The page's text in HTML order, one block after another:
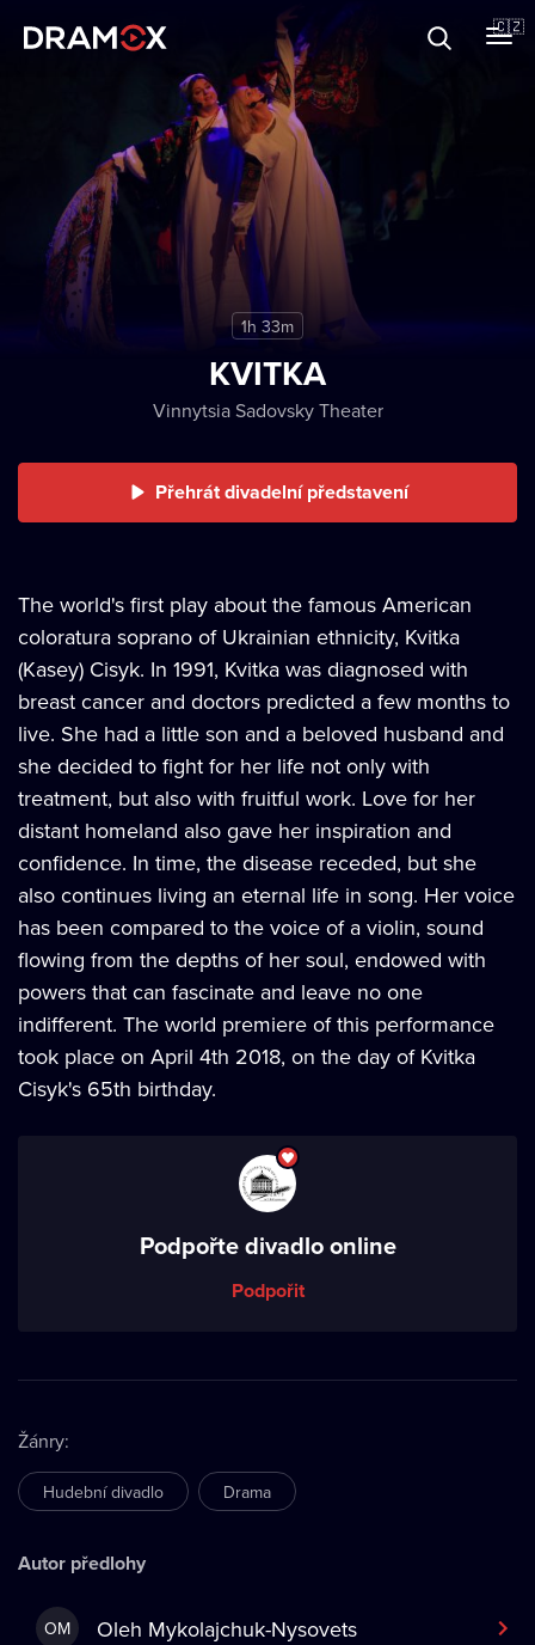
🇨🇿
Dárkové poukazy
Registrujte se
1h 33m
KVITKA
Vinnytsia Sadovsky Theater
Přehrát divadelní představení
The world's first play about the famous American
coloratura soprano of Ukrainian ethnicity, Kvitka
(Kasey) Cisyk. In 1991, Kvitka was diagnosed with
breast cancer and doctors predicted a few months to
live. She had a little son and a beloved husband and
she decided to fight for her life not only with
treatment, but also with fruitful work. Love for her
distant homeland also gave her inspiration and
confidence. In time, the disease receded, but she
also continues living an eternal life in song. Her voice
has been compared to the voice of a violin, sound
flowing from the depths of her soul, endowed with
powers that can fascinate and leave no one
indifferent. The world premiere of this performance
took place on April 4th 2018, on the day of Kvitka
Cisyk's 65th birthday.
Podpořte divadlo online
Podpořit
Žánry:
Hudební divadlo Drama
Autor předlohy
OM Oleh Mykolajchuk-Nysovets